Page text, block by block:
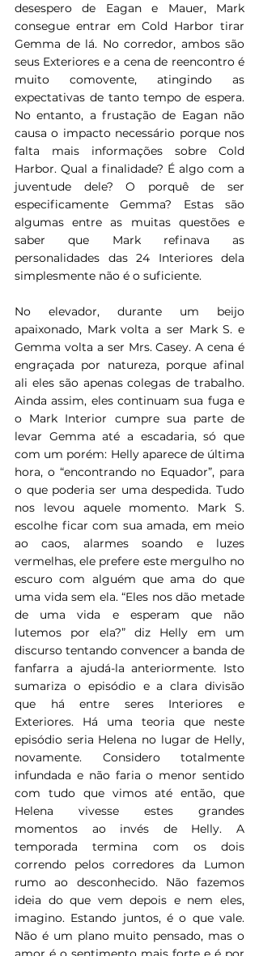
desespero de Eagan e Mauer, Mark
consegue entrar em Cold Harbor tirar
Gemma de lá. No corredor, ambos são
seus Exteriores e a cena de reencontro é
muito comovente, atingindo as
expectativas de tanto tempo de espera.
No entanto, a frustação de Eagan não
causa o impacto necessário porque nos
falta mais informações sobre Cold
Harbor. Qual a finalidade? É algo com a
juventude dele? O porquê de ser
especificamente Gemma? Estas são
algumas entre as muitas questões e
saber que Mark refinava as
personalidades das 24 Interiores dela
simplesmente não é o suficiente.
No elevador, durante um beijo
apaixonado, Mark volta a ser Mark S. e
Gemma volta a ser Mrs. Casey. A cena é
engraçada por natureza, porque afinal
ali eles são apenas colegas de trabalho.
Ainda assim, eles continuam sua fuga e
o Mark Interior cumpre sua parte de
levar Gemma até a escadaria, só que
com um porém: Helly aparece de última
hora, o “encontrando no Equador”, para
o que poderia ser uma despedida. Tudo
nos levou aquele momento. Mark S.
escolhe ficar com sua amada, em meio
ao caos, alarmes soando e luzes
vermelhas, ele prefere este mergulho no
escuro com alguém que ama do que
uma vida sem ela. “Eles nos dão metade
de uma vida e esperam que não
lutemos por ela?” diz Helly em um
discurso tentando convencer a banda de
fanfarra a ajudá-la anteriormente. Isto
sumariza o episódio e a clara divisão
que há entre seres Interiores e
Exteriores. Há uma teoria que neste
episódio seria Helena no lugar de Helly,
novamente. Considero totalmente
infundada e não faria o menor sentido
com tudo que vimos até então, que
Helena vivesse estes grandes
momentos ao invés de Helly. A
temporada termina com os dois
correndo pelos corredores da Lumon
rumo ao desconhecido. Não fazemos
ideia do que vem depois e nem eles,
imagino. Estando juntos, é o que vale.
Não é um plano muito pensado, mas o